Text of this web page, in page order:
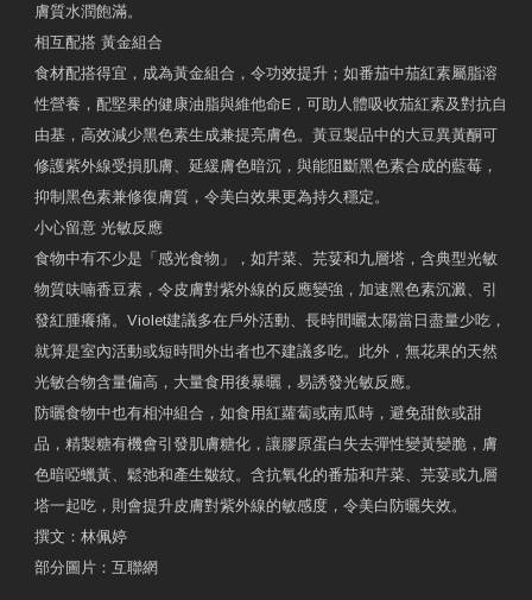
膚質水潤飽滿。
相互配搭 黃金組合
食材配搭得宜，成為黃金組合，令功效提升；如番茄中茄紅素屬脂溶
性營養，配堅果的健康油脂與維他命E，可助人體吸收茄紅素及對抗自
由基，高效減少黑色素生成兼提亮膚色。黃豆製品中的大豆異黃酮可
修護紫外線受損肌膚、延緩膚色暗沉，與能阻斷黑色素合成的藍莓，
抑制黑色素兼修復膚質，令美白效果更為持久穩定。
小心留意 光敏反應
食物中有不少是「感光食物」，如芹菜、芫荽和九層塔，含典型光敏
物質呋喃香豆素，令皮膚對紫外線的反應變強，加速黑色素沉澱、引
發紅腫癢痛。Violet建議多在戶外活動、長時間曬太陽當日盡量少吃，
就算是室內活動或短時間外出者也不建議多吃。此外，無花果的天然
光敏合物含量偏高，大量食用後暴曬，易誘發光敏反應。
防曬食物中也有相沖組合，如食用紅蘿蔔或南瓜時，避免甜飲或甜
品，精製糖有機會引發肌膚糖化，讓膠原蛋白失去彈性變黃變脆，膚
色暗啞蠟黃、鬆弛和產生皺紋。含抗氧化的番茄和芹菜、芫荽或九層
塔一起吃，則會提升皮膚對紫外線的敏感度，令美白防曬失效。
撰文：林佩婷
部分圖片：互聯網